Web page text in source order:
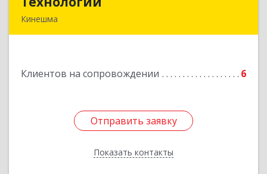
Кинешма
Клиентов на сопровождении 6
Отправить заявку
Показать контакты
Подробнее
Отправить заявку
Назад